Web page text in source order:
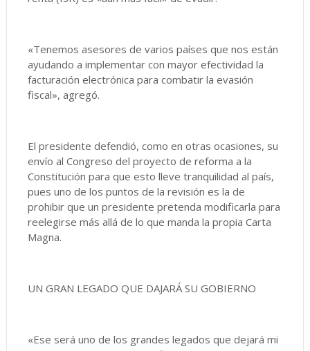
«Tenemos asesores de varios países que nos están
ayudando a implementar con mayor efectividad la
facturación electrónica para combatir la evasión
fiscal», agregó.
El presidente defendió, como en otras ocasiones, su
envío al Congreso del proyecto de reforma a la
Constitución para que esto lleve tranquilidad al país,
pues uno de los puntos de la revisión es la de
prohibir que un presidente pretenda modificarla para
reelegirse más allá de lo que manda la propia Carta
Magna.
UN GRAN LEGADO QUE DAJARÁ SU GOBIERNO
«Ese será uno de los grandes legados que dejará mi